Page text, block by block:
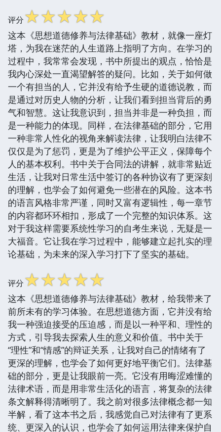
评分☆☆☆☆☆
这本《思想道德修养与法律基础》教材，就像一座灯
塔，为我在迷茫的人生道路上指明了方向。在学习的
过程中，我常常会发现，书中所提出的观点，恰恰是
我内心深处一直渴望解答的疑问。比如，关于如何做
一个有担当的人，它并没有给予生硬的道德说教，而
是通过对历史人物的分析，让我们看到担当背后的勇
气和智慧。这让我意识到，担当并非是一种负担，而
是一种能力的体现。同样，在法律基础的部分，它用
一种非常人性化的视角来解读法律，让我明白法律不
仅仅是为了惩罚，更是为了维护公平正义，保障每个
人的基本权利。书中关于合同法的讲解，就非常贴近
生活，让我对日常生活中签订的各种协议有了更深刻
的理解，也学会了如何避免一些潜在的风险。这本书
的语言风格非常严谨，同时又富有逻辑性，每一章节
的内容都环环相扣，形成了一个完整的知识体系。这
对于我这样需要系统性学习的自考生来说，无疑是一
大福音。它让我在学习过程中，能够建立起扎实的理
论基础，为未来的深入学习打下了坚实的基础。
评分☆☆☆☆☆
这本《思想道德修养与法律基础》教材，给我带来了
前所未有的学习体验。在思想道德方面，它并没有给
我一种强迫接受的压迫感，而是以一种平和、理性的
方式，引导我去探索人生的意义和价值。书中关于
“理性”和“情感”的辩证关系，让我对自己的情绪有了
更深的理解，也学会了如何更好地平衡它们。法律基
础的部分，更是让我眼前一亮。它没有用晦涩难懂的
法律术语，而是用非常生活化的语言，将复杂的法律
条文解释得清晰明了。我之前对很多法律概念都一知
半解，看了这本书之后，我感觉自己对法律有了更系
统、更深入的认识，也学会了如何运用法律来保护自